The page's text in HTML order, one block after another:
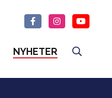
NYHETER